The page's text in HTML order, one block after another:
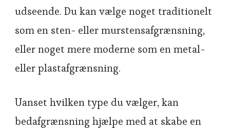
udseende. Du kan vælge noget traditionelt
som en sten- eller murstensafgrænsning,
eller noget mere moderne som en metal-
eller plastafgrænsning.
Uanset hvilken type du vælger, kan
bedafgrænsning hjælpe med at skabe en